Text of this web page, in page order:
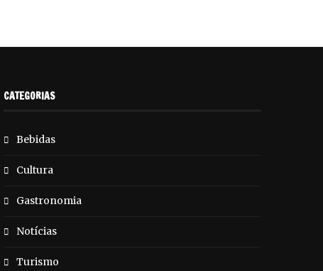
CATEGORIAS
Bebidas
Cultura
Gastronomia
Notícias
Turismo